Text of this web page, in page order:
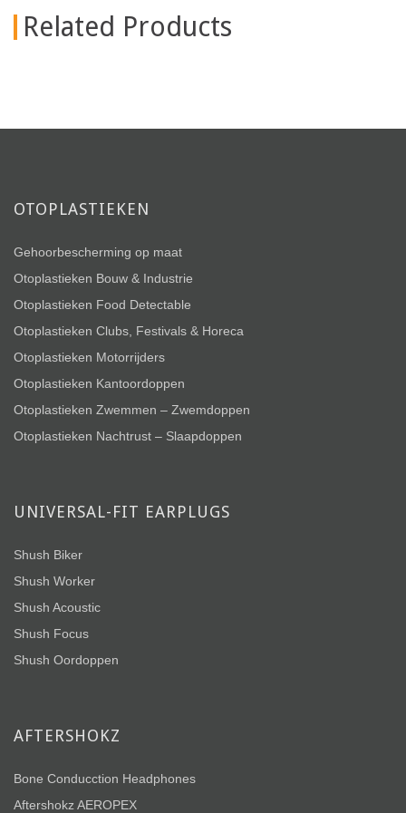
Related Products
OTOPLASTIEKEN
Gehoorbescherming op maat
Otoplastieken Bouw & Industrie
Otoplastieken Food Detectable
Otoplastieken Clubs, Festivals & Horeca
Otoplastieken Motorrijders
Otoplastieken Kantoordoppen
Otoplastieken Zwemmen – Zwemdoppen
Otoplastieken Nachtrust – Slaapdoppen
UNIVERSAL-FIT EARPLUGS
Shush Biker
Shush Worker
Shush Acoustic
Shush Focus
Shush Oordoppen
AFTERSHOKZ
Bone Conducction Headphones
Aftershokz AEROPEX